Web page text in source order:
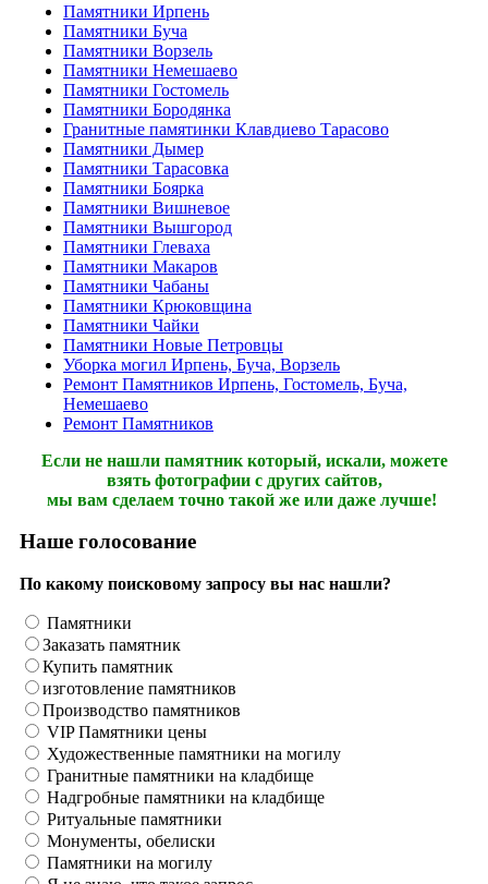
Памятники Ирпень
Памятники Буча
Памятники Ворзель
Памятники Немешаево
Памятники Гостомель
Памятники Бородянка
Гранитные памятинки Клавдиево Тарасово
Памятники Дымер
Памятники Тарасовка
Памятники Боярка
Памятники Вишневое
Памятники Вышгород
Памятники Глеваха
Памятники Макаров
Памятники Чабаны
Памятники Крюковщина
Памятники Чайки
Памятники Новые Петровцы
Уборка могил Ирпень, Буча, Ворзель
Ремонт Памятников Ирпень, Гостомель, Буча,
Немешаево
Ремонт Памятников
Если не нашли памятник который, искали, можете
взять фотографии с других сайтов,
мы вам сделаем точно такой же или даже лучше!
Наше голосование
По какому поисковому запросу вы нас нашли?
Памятники
Заказать памятник
Купить памятник
изготовление памятников
Производство памятников
VIP Памятники цены
Художественные памятники на могилу
Гранитные памятники на кладбище
Надгробные памятники на кладбище
Ритуальные памятники
Монументы, обелиски
Памятники на могилу